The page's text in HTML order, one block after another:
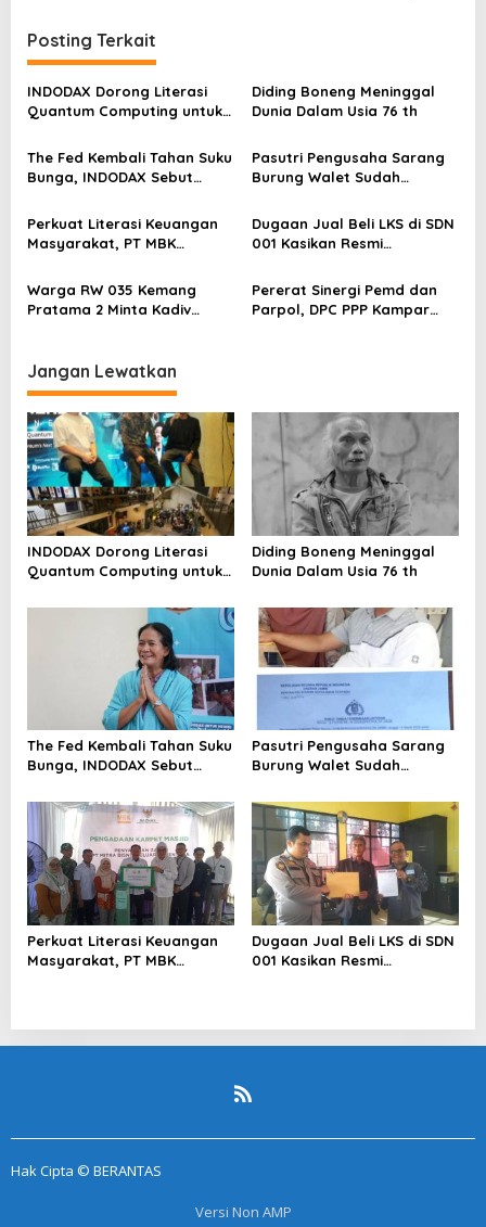
a
s
i
o
s
Posting Terkait
INDODAX Dorong Literasi
Quantum Computing untuk
Blockchain
Diding Boneng Meninggal
Dunia Dalam Usia 76 th
The Fed Kembali Tahan Suku
Bunga, INDODAX Sebut
Sentimen Pasar
Pasutri Pengusaha Sarang
Burung Walet Sudah
Pelapor Desak Polda Jambi
Segera Lakukan Penahanan
Perkuat Literasi Keuangan
Masyarakat, PT MBK
Karpet Masjid di Pakuhaji
Dugaan Jual Beli LKS di SDN
001 Kasikan Resmi
Kampar, Pemred – Pimum
Metroterkini.id Desak Usut
Kasus Ini
Warga RW 035 Kemang
Pratama 2 Minta Kadiv
Metro Bekasi Kota
Pererat Sinergi Pemd dan
Parpol, DPC PPP Kampar
Jangan Lewatkan
INDODAX Dorong Literasi
Quantum Computing untuk
Blockchain
Diding Boneng Meninggal
Dunia Dalam Usia 76 th
The Fed Kembali Tahan Suku
Bunga, INDODAX Sebut
Sentimen Pasar
Pasutri Pengusaha Sarang
Burung Walet Sudah
Pelapor Desak Polda Jambi
Segera Lakukan Penahanan
Perkuat Literasi Keuangan
Masyarakat, PT MBK
Dugaan Jual Beli LKS di SDN
001 Kasikan Resmi
Hak Cipta © BERANTAS
Versi Non AMP